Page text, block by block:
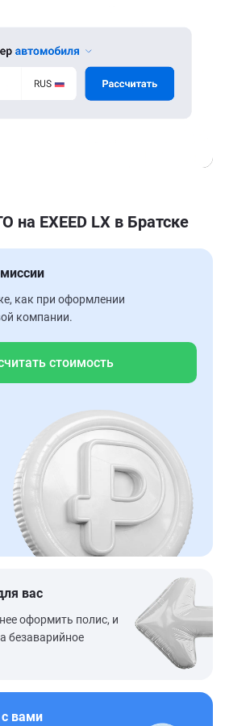
на EXEED LX в Братске
как при оформлении
компании.
стоимость
вас
оформить полис, и
безаварийное
вами